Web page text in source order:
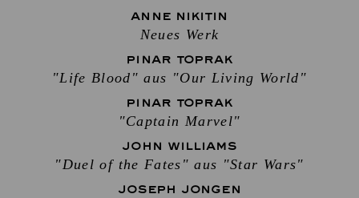
ANNE NIKITIN
Neues Werk
PINAR TOPRAK
"Life Blood" aus "Our Living World"
PINAR TOPRAK
"Captain Marvel"
JOHN WILLIAMS
"Duel of the Fates" aus "Star Wars"
JOSEPH JONGEN